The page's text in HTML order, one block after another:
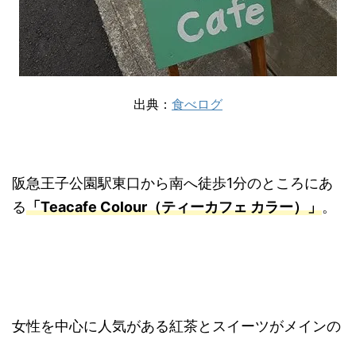
出典： 食べログ
阪急王子公園駅東口から南へ徒歩1分のところにあ
る「Teacafe Colour（ティーカフェ カラー）」。
女性を中心に人気がある紅茶とスイーツがメインの